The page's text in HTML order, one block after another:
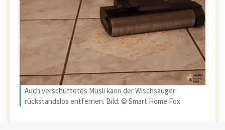
Auch verschüttetes Müsli kann der Wischsauger
rückstandslos entfernen. Bild: © Smart Home Fox